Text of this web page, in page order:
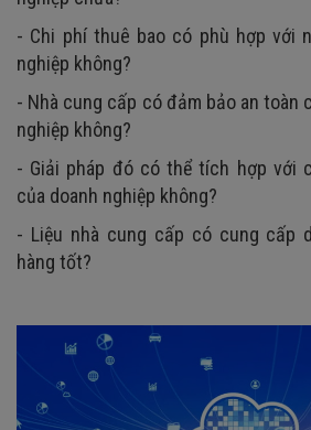
- Chi phí thuê bao có phù hợp với
nghiệp không?
- Nhà cung cấp có đảm bảo an toàn
nghiệp không?
- Giải pháp đó có thể tích hợp với
của doanh nghiệp không?
- Liệu nhà cung cấp có cung cấp
hàng tốt?